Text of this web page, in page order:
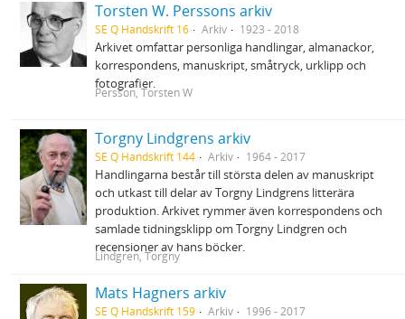
Torsten W. Perssons arkiv
SE Q Handskrift 16 Arkiv 1923 - 2018
Arkivet omfattar personliga handlingar, almanackor,
korrespondens, manuskript, småtryck, urklipp och
fotografier.
Persson, Torsten W
Torgny Lindgrens arkiv
SE Q Handskrift 144 Arkiv 1964 - 2017
Handlingarna består till största delen av manuskript
och utkast till delar av Torgny Lindgrens litterära
produktion. Arkivet rymmer även korrespondens och
samlade tidningsklipp om Torgny Lindgren och
recensioner av hans böcker.
Lindgren, Torgny
Mats Hagners arkiv
SE Q Handskrift 159 Arkiv 1996 - 2017